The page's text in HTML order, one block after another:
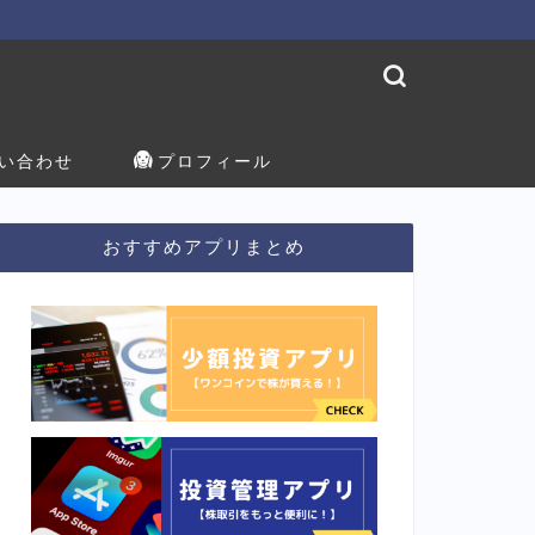
合わせ プロフィール
おすすめアプリまとめ